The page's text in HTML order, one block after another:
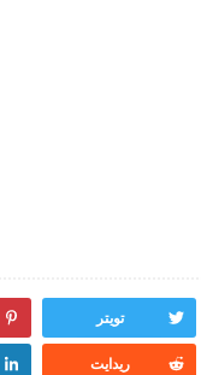
تويتر
ريدايت